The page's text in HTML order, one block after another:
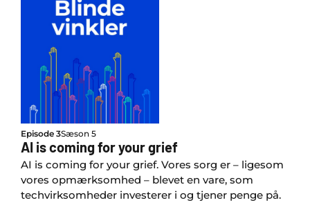
Episode 3Sæson 5
AI is coming for your grief
AI is coming for your grief. Vores sorg er – ligesom
vores opmærksomhed – blevet en vare, som
techvirksomheder investerer i og tjener penge på.